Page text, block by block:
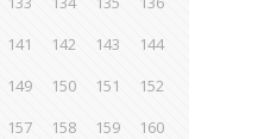
141 142 143
144
149 150 151
152
157 158 159
160